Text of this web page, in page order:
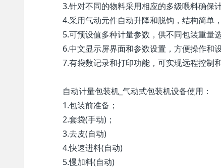
3.针对不同的物料采用相应的多级喂料确保
4.采用气动元件自动升降和脱钩，结构简单
5.可预设值多种计量参数，供不同包装重量
6.中文显示屏界面和参数设置，方便操作和
7.有袋数记录和打印功能，可实现远程控制
自动计量 包装机 _气动式 包装机设备使用：
1.包装前准备；
2.套袋(手动)；
3.去皮(自动)
4.快速进料(自动)
5.慢加料(自动)